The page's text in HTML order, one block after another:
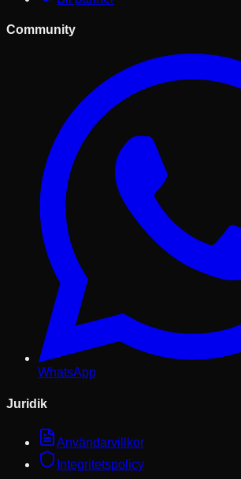
Community
WhatsApp
Juridik
Användarvillkor
Integritetspolicy